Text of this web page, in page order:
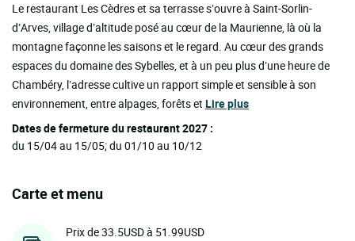
Le restaurant Les Cèdres et sa terrasse s’ouvre à Saint-Sorlin-
d’Arves, village d’altitude posé au cœur de la Maurienne, là où la
montagne façonne les saisons et le regard. Au cœur des grands
espaces du domaine des Sybelles, et à un peu plus d’une heure de
Chambéry, l’adresse cultive un rapport simple et sensible à son
environnement, entre alpages, forêts et Lire plus
Dates de fermeture du restaurant 2027 :
du 15/04 au 15/05; du 01/10 au 10/12
Carte et menu
Prix de 33.5USD à 51.99USD